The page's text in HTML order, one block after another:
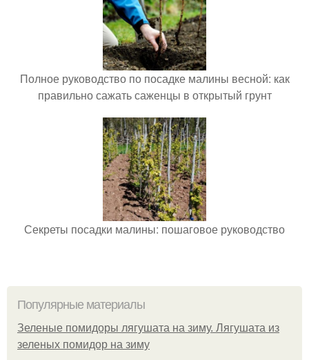
Полное руководство по посадке малины весной: как
правильно сажать саженцы в открытый грунт
Секреты посадки малины: пошаговое руководство
Популярные материалы
Зеленые помидоры лягушата на зиму. Лягушата из
зеленых помидор на зиму